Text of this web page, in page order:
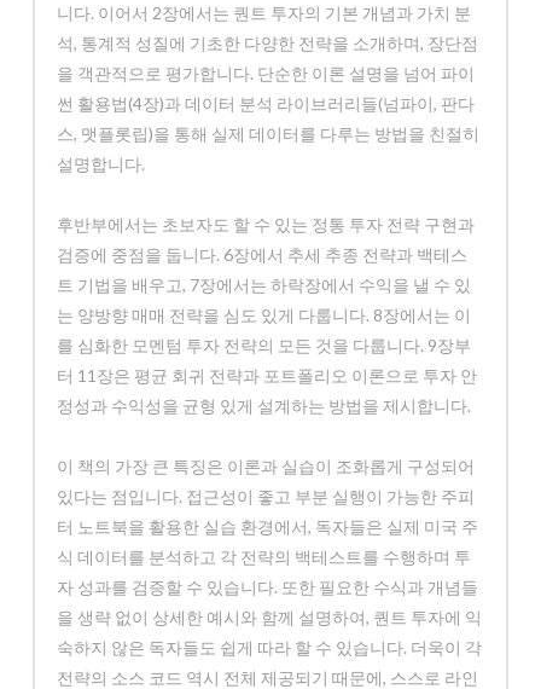
니다. 이어서 2장에서는 퀀트 투자의 기본 개념과 가치 분
석, 통계적 성질에 기초한 다양한 전략을 소개하며, 장단점
을 객관적으로 평가합니다. 단순한 이론 설명을 넘어 파이
썬 활용법(4장)과 데이터 분석 라이브러리들(넘파이, 판다
스, 맷플롯립)을 통해 실제 데이터를 다루는 방법을 친절히
설명합니다.
후반부에서는 초보자도 할 수 있는 정통 투자 전략 구현과
검증에 중점을 둡니다. 6장에서 추세 추종 전략과 백테스
트 기법을 배우고, 7장에서는 하락장에서 수익을 낼 수 있
는 양방향 매매 전략을 심도 있게 다룹니다. 8장에서는 이
를 심화한 모멘텀 투자 전략의 모든 것을 다룹니다. 9장부
터 11장은 평균 회귀 전략과 포트폴리오 이론으로 투자 안
정성과 수익성을 균형 있게 설계하는 방법을 제시합니다.
이 책의 가장 큰 특징은 이론과 실습이 조화롭게 구성되어
있다는 점입니다. 접근성이 좋고 부분 실행이 가능한 주피
터 노트북을 활용한 실습 환경에서, 독자들은 실제 미국 주
식 데이터를 분석하고 각 전략의 백테스트를 수행하며 투
자 성과를 검증할 수 있습니다. 또한 필요한 수식과 개념들
을 생략 없이 상세한 예시와 함께 설명하여, 퀀트 투자에 익
숙하지 않은 독자들도 쉽게 따라 할 수 있습니다. 더욱이 각
전략의 소스 코드 역시 전체 제공되기 때문에, 스스로 라인